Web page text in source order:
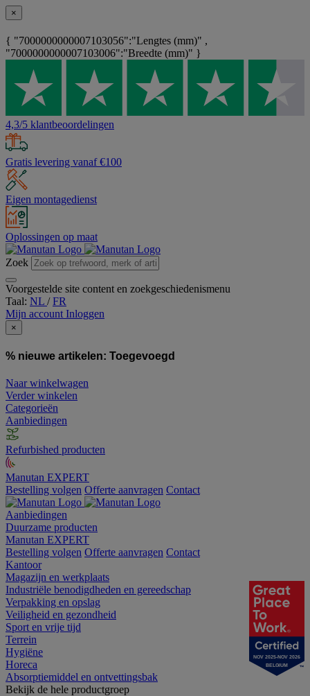
×
{ "7000000000007103056":"Lengtes (mm)" ,
"7000000000007103006":"Breedte (mm)" }
4,3/5 klantbeoordelingen
Gratis levering vanaf €100
Eigen montagedienst
Oplossingen op maat
Zoek
Voorgestelde site content en zoekgeschiedenismenu
Taal: NL /FR
Mijn account Inloggen
×
% nieuwe artikelen: Toegevoegd
Naar winkelwagen
Verder winkelen
Categorieën
Aanbiedingen
Refurbished producten
Manutan EXPERT
Bestelling volgen Offerte aanvragen Contact
Aanbiedingen
Duurzame producten
Manutan EXPERT
Bestelling volgen Offerte aanvragen Contact
Kantoor
Magazijn en werkplaats
Industriële benodigdheden en gereedschap
Verpakking en opslag
Veiligheid en gezondheid
Sport en vrije tijd
Terrein
Hygiëne
Horeca
Absorptiemiddel en ontvettingsbak
Bekijk de hele productgroep
NOV 2025-NOV 2026
BELGIUM